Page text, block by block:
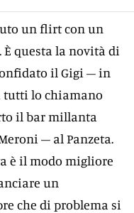
un flirt con un
È questa la novità di
il Gigi – in
tutti lo chiamano
il bar millanta
– al Panzeta.
è il modo migliore
un
che di problema si